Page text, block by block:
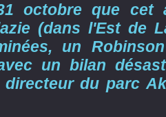
octobre que cet
(dans l'Est de
un
un bilan
du parc